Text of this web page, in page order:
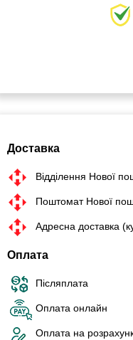
Доставка
Відділення Нової
Поштомат Нової
Адресна доставка
Оплата
Післяплата
Оплата онлайн
Оплата на